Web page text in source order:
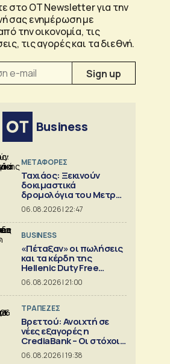
στο OT Newsletter για την
σας ενημέρωση με
την οικονομία, τις
τις αγορές και τα διεθνή.
Business
ΜΕΤΑΦΟΡΕΣ
Ταχιάος: Ξεκινούν
δοκιμαστικά
δρομολόγια του Μετρό
Θεσσαλονίκης προς
Καλαμαριά
06.08.2026 | 22:47
BUSINESS
«Πέταξαν» οι πωλήσεις
και τα κέρδη της
Hellenic Duty Free
Shops
06.08.2026 | 21:00
ΤΡΑΠΕΖΕΣ
Βρεττού: Ανοιχτή σε
νέες εξαγορές η
CrediaBank – Οι στόχοι
για το 2026
06.08.2026 | 19:38